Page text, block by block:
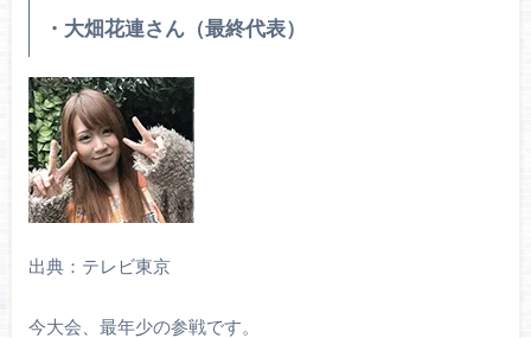
・大畑花連さん（最終代表）
出典：テレビ東京
今大会、最年少の参戦です。